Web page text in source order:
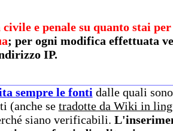
e penale su quanto stai
; per ogni modifica effettuata
IP.
sempre le fonti dalle quali
(anche se tradotte da Wiki in
siano verificabili.